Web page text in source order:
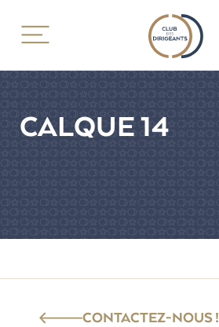
CALQUE 14
CONTACTEZ-NOUS !